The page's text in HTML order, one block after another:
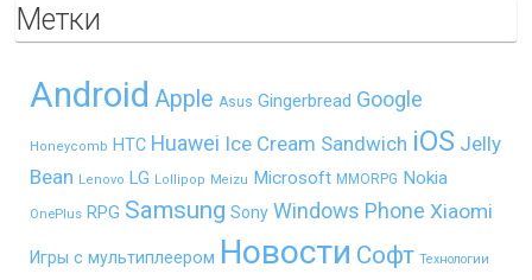
Метки
Android Apple Asus Gingerbread Google
Honeycomb HTC Huawei Ice Cream Sandwich iOS Jelly
Bean Lenovo LG Lollipop Meizu Microsoft MMORPG Nokia
OnePlus RPG Samsung Sony Windows Phone Xiaomi
Игры с мультиплеером Новости Софт Технологии